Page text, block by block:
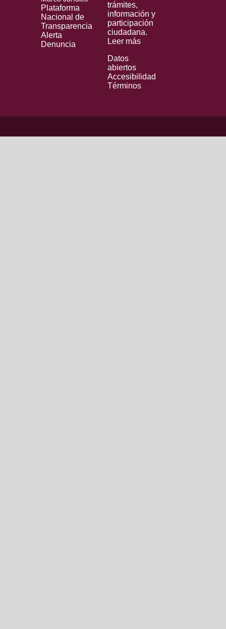
Plataforma
Nacional de
Transparencia
Alerta
Denuncia
trámites,
información y
participación
ciudadana.
Leer más
Datos
abiertos
Accesibilidad
Términos